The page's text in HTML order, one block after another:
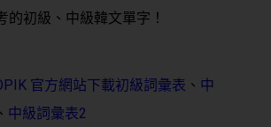
的初級、中級韓文單字！
官方網站下載初級詞彙表 、 中
、 中級詞彙表2